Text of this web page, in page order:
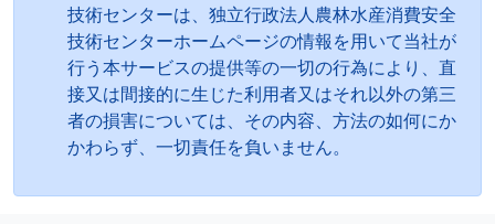
技術センターは、独立行政法人農林水産消費安全
技術センターホームページの情報を用いて当社が
行う本サービスの提供等の一切の行為により、直
接又は間接的に生じた利用者又はそれ以外の第三
者の損害については、その内容、方法の如何にか
かわらず、一切責任を負いません。